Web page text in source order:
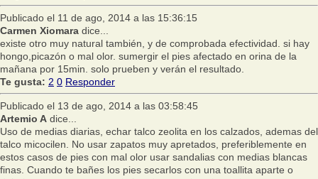
Publicado el 11 de ago, 2014 a las 15:36:15
Carmen Xiomara dice...
existe otro muy natural también, y de comprobada efectividad. si hay
hongo,picazón o mal olor. sumergir el pies afectado en orina de la
mañana por 15min. solo prueben y verán el resultado.
Te gusta: 2 0 Responder
Publicado el 13 de ago, 2014 a las 03:58:45
Artemio A dice...
Uso de medias diarias, echar talco zeolita en los calzados, ademas del
talco micocilen. No usar zapatos muy apretados, preferiblemente en
estos casos de pies con mal olor usar sandalias con medias blancas
finas. Cuando te bañes los pies secarlos con una toallita aparte o